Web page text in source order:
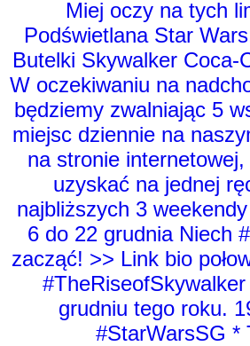
Miej oczy na tych
Podświetlana Star
Butelki Skywalker Coca-
W oczekiwaniu na
będziemy zwalniając 5
miejsc dziennie na
na stronie
uzyskać na jednej
najbliższych 3
6 do 22 grudnia Niech
zacząć! >> Link bio
grudniu tego roku.
#StarWarsSG *